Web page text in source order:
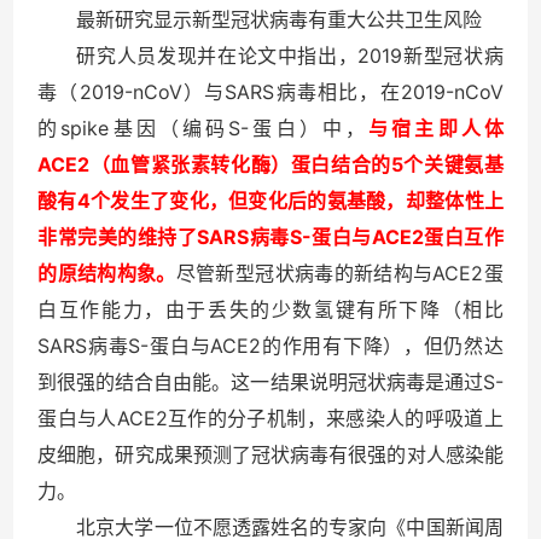
最新研究显示新型冠状病毒有重大公共卫生风险
研究人员发现并在论文中指出， 2019新型冠状病
毒（ 2019-nCoV）与SARS病毒相比，在2019-nCoV
的 spike 基因（编码 S-蛋白）中， 与宿主即人体
ACE2 （血管紧张素转化酶）蛋白结合的5个关键氨基
酸有4个发生了变化，但变化后的氨基酸，却整体性上
非常完美的维持了SARS病毒S-蛋白与ACE2蛋白互作
的原结构构象。 尽管新型冠状病毒的新结构与ACE2蛋
白互作能力，由于丢失的少数氢键有所下降（相比
SARS病毒S-蛋白与ACE2的作用有下降），但仍然达
到很强的结合自由能。这一结果说明冠状病毒是通过S-
蛋白与人ACE2互作的分子机制，来感染人的呼吸道上
皮细胞，研究成果预测了冠状病毒有很强的对人感染能
力。
北京大学一位不愿透露姓名的专家向《中国新闻周